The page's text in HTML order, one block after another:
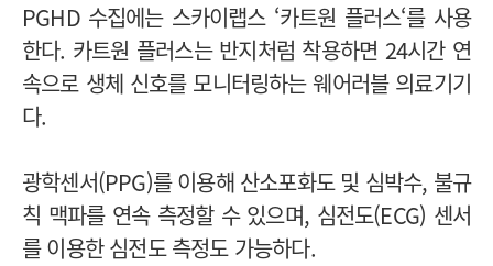
PGHD 수집에는 스카이랩스 ‘카트원 플러스‘를 사용
한다. 카트원 플러스는 반지처럼 착용하면 24시간 연
속으로 생체 신호를 모니터링하는 웨어러블 의료기기
다.
광학센서(PPG)를 이용해 산소포화도 및 심박수, 불규
칙 맥파를 연속 측정할 수 있으며, 심전도(ECG) 센서
를 이용한 심전도 측정도 가능하다.